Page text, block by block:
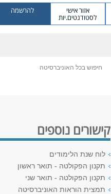
אזור אישי
לסטודנטים.יות
להרשמה
חיפוש בכל האוניברסיטה
קישורים נוספים
לוח שנת הלימודים
תקנון הפקולטה - תואר ראשון
תקנון הפקולטה - תואר שני
תמצית הוראות האוניברסיטה